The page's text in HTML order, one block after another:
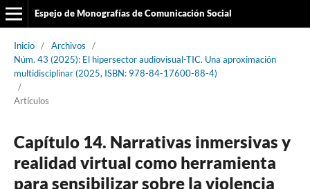
Espejo de Monografías de Comunicación Social
Inicio / Archivos
/
Núm. 43 (2025): El hipersector audiovisual-TIC. Una aproximación
multidisciplinar (2025, ISBN: 978-84-17600-88-4)
/
Artículos
Capítulo 14. Narrativas inmersivas y
realidad virtual como herramienta
para sensibilizar sobre la violencia